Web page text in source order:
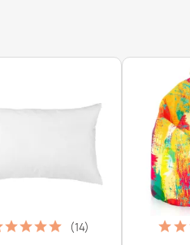
(14)